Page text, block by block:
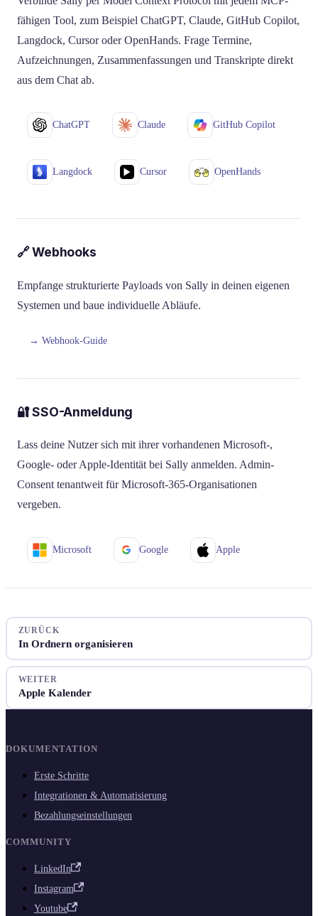
fähigen Tool, zum Beispiel ChatGPT, Claude, GitHub Copilot,
Langdock, Cursor oder OpenHands. Frage Termine,
Aufzeichnungen, Zusammenfassungen und Transkripte direkt
aus dem Chat ab.
ChatGPT Claude GitHub Copilot
Langdock Cursor OpenHands
🔗 Webhooks
Empfange strukturierte Payloads von Sally in deinen eigenen
Systemen und baue individuelle Abläufe.
→ Webhook-Guide
🔐 SSO-Anmeldung
Lass deine Nutzer sich mit ihrer vorhandenen Microsoft-,
Google- oder Apple-Identität bei Sally anmelden. Admin-
Consent tenantweit für Microsoft-365-Organisationen
vergeben.
Microsoft Google Apple
ZURÜCK
In Ordnern organisieren
WEITER
Apple Kalender
DOKUMENTATION
Erste Schritte
Integrationen & Automatisierung
Bezahlungseinstellungen
COMMUNITY
LinkedIn
Instagram
Youtube